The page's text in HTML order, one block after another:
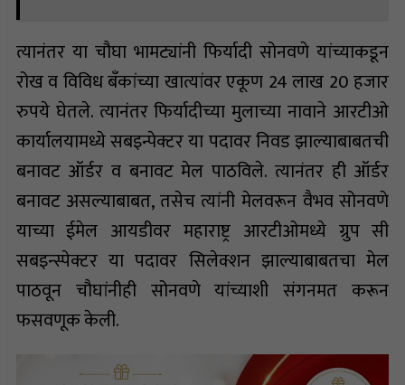
त्यानंतर या चौघा भामट्यांनी फिर्यादी सोनवणे यांच्याकडून
रोख व विविध बँकांच्या खात्यांवर एकूण 24 लाख 20 हजार
रुपये घेतले. त्यानंतर फिर्यादीच्या मुलाच्या नावाने आरटीओ
कार्यालयामध्ये सबइन्पेक्टर या पदावर निवड झाल्याबाबतची
बनावट ऑर्डर व बनावट मेल पाठविले. त्यानंतर ही ऑर्डर
बनावट असल्याबाबत, तसेच त्यांनी मेलवरून वैभव सोनवणे
याच्या ईमेल आयडीवर महाराष्ट्र आरटीओमध्ये ग्रुप सी
सबइन्स्पेक्टर या पदावर सिलेक्शन झाल्याबाबतचा मेल
पाठवून चौघांनीही सोनवणे यांच्याशी संगनमत करून
फसवणूक केली.